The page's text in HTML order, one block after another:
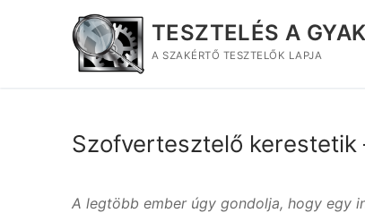
TESZTELÉS A
A SZAKÉRTŐ TESZTELŐK LAPJA
Szofvertesztelő kerestetik
A legtöbb ember úgy gondolja, hogy egy